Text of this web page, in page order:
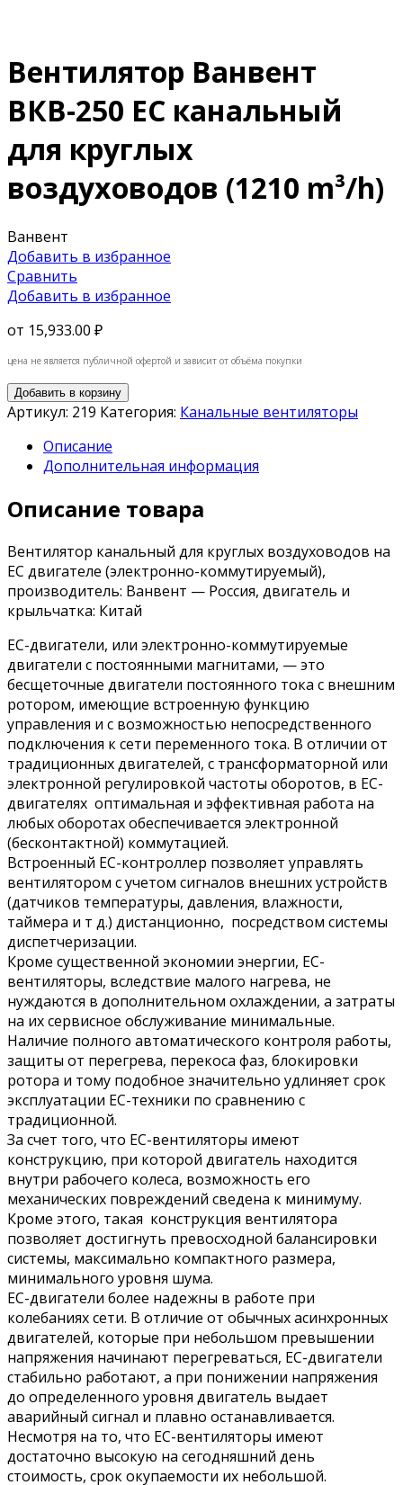
Вентилятор Ванвент
ВКВ-250 EC канальный
для круглых
воздуховодов (1210 m³/h)
Ванвент
Добавить в избранное
Сравнить
Добавить в избранное
от 15,933.00 ₽
цена не является публичной офертой и зависит от объёма покупки
Добавить в корзину
Артикул: 219 Категория: Канальные вентиляторы
Описание
Дополнительная информация
Описание товара
Вентилятор канальный для круглых воздуховодов на
ЕС двигателе (электронно-коммутируемый),
производитель: Ванвент — Россия, двигатель и
крыльчатка: Китай
ЕС-двигатели, или электронно-коммутируемые
двигатели с постоянными магнитами, — это
бесщеточные двигатели постоянного тока с внешним
ротором, имеющие встроенную функцию
управления и с возможностью непосредственного
подключения к сети переменного тока. В отличии от
традиционных двигателей, с трансформаторной или
электронной регулировкой частоты оборотов, в ЕС-
двигателях оптимальная и эффективная работа на
любых оборотах обеспечивается электронной
(бесконтактной) коммутацией.
Встроенный ЕС-контроллер позволяет управлять
вентилятором с учетом сигналов внешних устройств
(датчиков температуры, давления, влажности,
таймера и т д.) дистанционно, посредством системы
диспетчеризации.
Кроме существенной экономии энергии, ЕС-
вентиляторы, вследствие малого нагрева, не
нуждаются в дополнительном охлаждении, а затраты
на их сервисное обслуживание минимальные.
Наличие полного автоматического контроля работы,
защиты от перегрева, перекоса фаз, блокировки
ротора и тому подобное значительно удлиняет срок
эксплуатации ЕС-техники по сравнению с
традиционной.
За счет того, что ЕС-вентиляторы имеют
конструкцию, при которой двигатель находится
внутри рабочего колеса, возможность его
механических повреждений сведена к минимуму.
Кроме этого, такая конструкция вентилятора
позволяет достигнуть превосходной балансировки
системы, максимально компактного размера,
минимального уровня шума.
ЕС-двигатели более надежны в работе при
колебаниях сети. В отличие от обычных асинхронных
двигателей, которые при небольшом превышении
напряжения начинают перегреваться, ЕС-двигатели
стабильно работают, а при понижении напряжения
до определенного уровня двигатель выдает
аварийный сигнал и плавно останавливается.
Несмотря на то, что ЕС-вентиляторы имеют
достаточно высокую на сегодняшний день
стоимость, срок окупаемости их небольшой.